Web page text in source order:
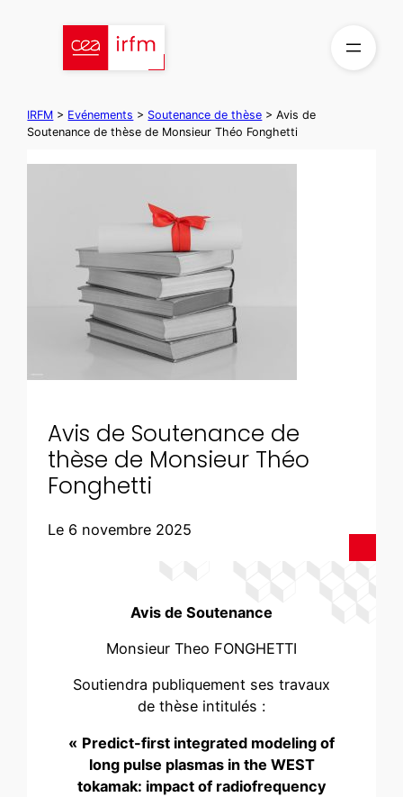
IRFM > Evénements > Soutenance de thèse >Avis de
Soutenance de thèse de Monsieur Théo Fonghetti
Avis de Soutenance de
thèse de Monsieur Théo
Fonghetti
Le 6 novembre 2025
Avis de Soutenance
Monsieur Theo FONGHETTI
Soutiendra publiquement ses travaux
de thèse intitulés :
« Predict-first integrated modeling of
long pulse plasmas in the WEST
tokamak: impact of radiofrequency